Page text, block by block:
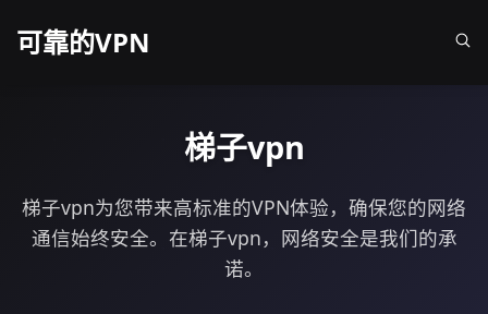
可靠的VPN
梯子vpn
梯子vpn为您带来高标准的VPN体验，确保您的网络
通信始终安全。在梯子vpn，网络安全是我们的承
诺。